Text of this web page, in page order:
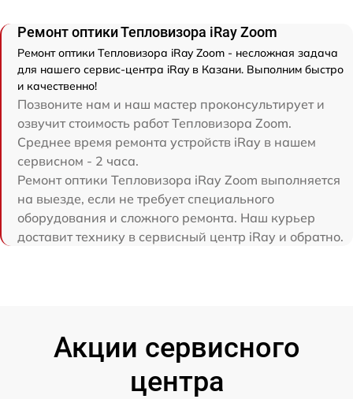
Ремонт оптики Тепловизора iRay Zoom
Ремонт оптики Тепловизора iRay Zoom - несложная задача
для нашего сервис-центра iRay в Казани. Выполним быстро
и качественно!
Позвоните нам и наш мастер проконсультирует и
озвучит стоимость работ Тепловизора Zoom.
Среднее время ремонта устройств iRay в нашем
сервисном - 2 часа.
Ремонт оптики Тепловизора iRay Zoom выполняется
на выезде, если не требует специального
оборудования и сложного ремонта. Наш курьер
доставит технику в сервисный центр iRay и обратно.
Акции сервисного
центра